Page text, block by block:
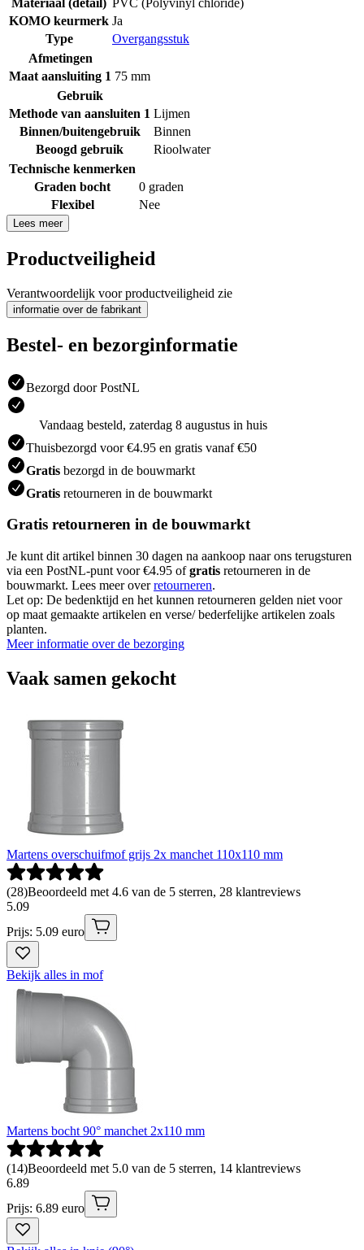
Materiaal (detail) PVC (Polyvinyl chloride)
KOMO keurmerk Ja
Type
Overgangsstuk
Afmetingen
Maat aansluiting 1 75 mm
Gebruik
Methode van aansluiten 1 Lijmen
Binnen/buitengebruik
Binnen
Beoogd gebruik
Rioolwater
Technische kenmerken
Graden bocht
0 graden
Flexibel
Nee
Lees meer
Productveiligheid
Verantwoordelijk voor productveiligheid zie
informatie over de fabrikant
Bestel- en bezorginformatie
Bezorgd door PostNL
Vandaag besteld, zaterdag 8 augustus in huis
Thuisbezorgd voor €4.95 en gratis vanaf €50
Gratis bezorgd in de bouwmarkt
Gratis retourneren in de bouwmarkt
Gratis retourneren in de bouwmarkt
Je kunt dit artikel binnen 30 dagen na aankoop naar ons terugsturen
via een PostNL-punt voor €4.95 ofgratis retourneren in de
bouwmarkt. Lees meer overretourneren.
Let op: De bedenktijd en het kunnen retourneren gelden niet voor
op maat gemaakte artikelen en verse/ bederfelijke artikelen zoals
planten.
Meer informatie over de bezorging
Vaak samen gekocht
Martens overschuifmof grijs 2x manchet 110x110 mm
(28)Beoordeeld met 4.6 van de 5 sterren, 28 klantreviews
5.09
Prijs: 5.09 euro
Bekijk alles in mof
Martens bocht 90° manchet 2x110 mm
(14)Beoordeeld met 5.0 van de 5 sterren, 14 klantreviews
6.89
Prijs: 6.89 euro